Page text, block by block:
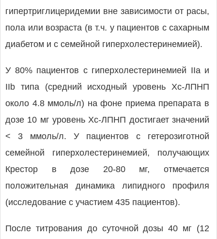
гипертриглицеридемии вне зависимости от расы,
пола или возраста (в т.ч. у пациентов с сахарным
диабетом и с семейной гиперхолестеринемией).
У 80% пациентов с гиперхолестеринемией IIa и
IIb типа (средний исходный уровень Хс-ЛПНП
около 4.8 ммоль/л) на фоне приема препарата в
дозе 10 мг уровень Хс-ЛПНП достигает значений
< 3 ммоль/л. У пациентов с гетерозиготной
семейной гиперхолестеринемией, получающих
Крестор в дозе 20-80 мг, отмечается
положительная динамика липидного профиля
(исследование с участием 435 пациентов).
После титрования до суточной дозы 40 мг (12